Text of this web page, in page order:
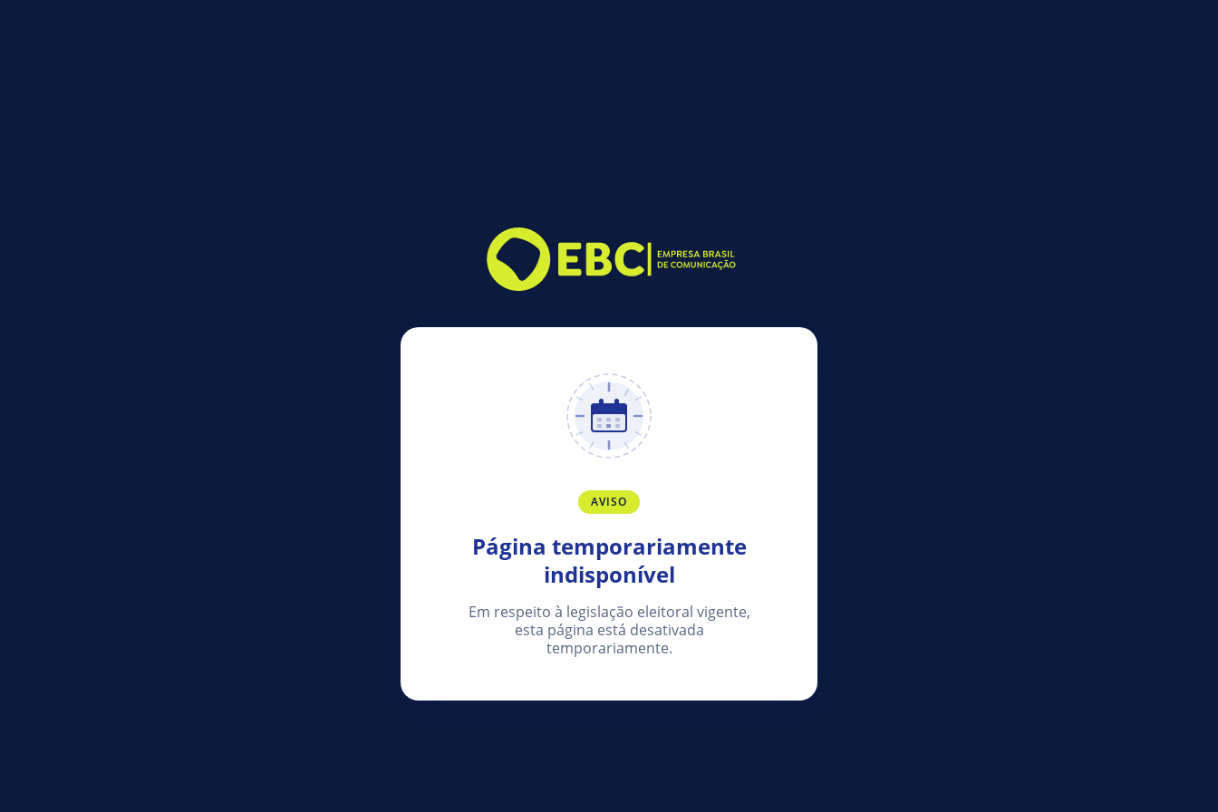
AVISO
Página temporariamente
indisponível
Em respeito à legislação eleitoral vigente,
esta página está desativada
temporariamente.